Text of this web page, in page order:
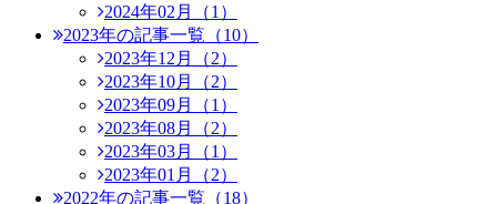
2024年02月（1）
2023年の記事一覧（10）
2023年12月（2）
2023年10月（2）
2023年09月（1）
2023年08月（2）
2023年03月（1）
2023年01月（2）
2022年の記事一覧（18）